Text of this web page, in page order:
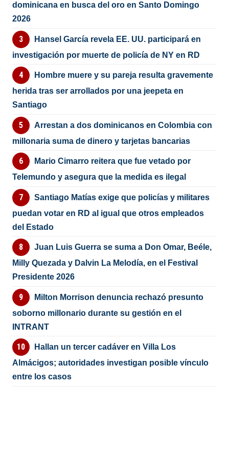
dominicana en busca del oro en Santo Domingo
2026
Hansel García revela EE. UU. participará en
investigación por muerte de policía de NY en RD
Hombre muere y su pareja resulta gravemente
herida tras ser arrollados por una jeepeta en
Santiago
Arrestan a dos dominicanos en Colombia con
millonaria suma de dinero y tarjetas bancarias
Mario Cimarro reitera que fue vetado por
Telemundo y asegura que la medida es ilegal
Santiago Matías exige que policías y militares
puedan votar en RD al igual que otros empleados
del Estado
Juan Luis Guerra se suma a Don Omar, Beéle,
Milly Quezada y Dalvin La Melodía, en el Festival
Presidente 2026
Milton Morrison denuncia rechazó presunto
soborno millonario durante su gestión en el
INTRANT
Hallan un tercer cadáver en Villa Los
Almácigos; autoridades investigan posible vínculo
entre los casos